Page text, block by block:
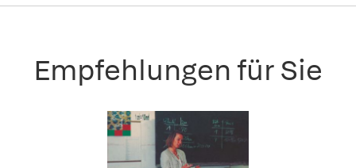
Empfehlungen für Sie